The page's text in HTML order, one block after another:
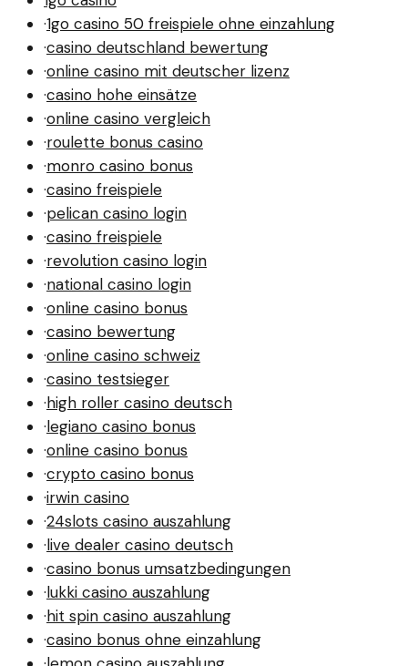
·1go casino 50 freispiele ohne einzahlung
·casino deutschland bewertung
·online casino mit deutscher lizenz
·casino hohe einsätze
·online casino vergleich
·roulette bonus casino
·monro casino bonus
·casino freispiele
·pelican casino login
·casino freispiele
·revolution casino login
·national casino login
·online casino bonus
·casino bewertung
·online casino schweiz
·casino testsieger
·high roller casino deutsch
·legiano casino bonus
·online casino bonus
·crypto casino bonus
·irwin casino
·24slots casino auszahlung
·live dealer casino deutsch
·casino bonus umsatzbedingungen
·lukki casino auszahlung
·hit spin casino auszahlung
·casino bonus ohne einzahlung